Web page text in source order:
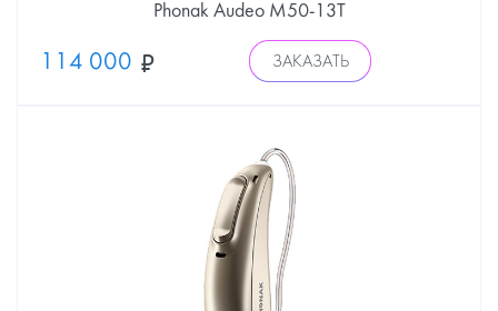
Phonak Audeo М50-13Т
114 000 ЗАКАЗАТЬ